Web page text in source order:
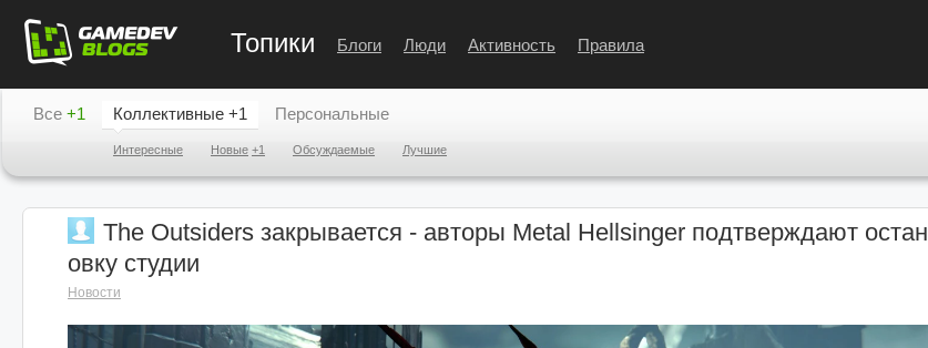
Топики Блоги Люди Активность Правила
Все +1 Коллективные +1
Интересные Новые +1 Обсуждаемые Лучшие
Персональные
The Outsiders закрывается - авторы Metal Hellsinger подтверждают остан
овку студии
Новости